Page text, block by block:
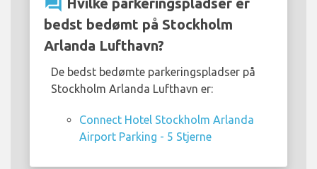
question_answer
bedst bedømt på Stockholm
Arlanda Lufthavn?
De bedst bedømte parkeringspladser på
Stockholm Arlanda Lufthavn er:
Connect Hotel Stockholm Arlanda
Airport Parking - 5 Stjerne